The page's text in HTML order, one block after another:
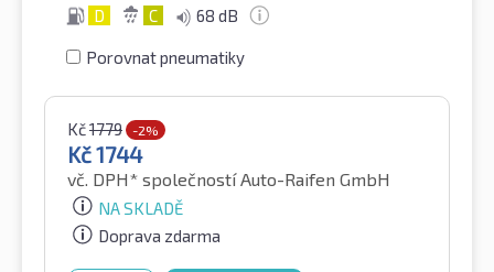
D C 68 dB
Porovnat pneumatiky
Kč1779 -2%
Kč1744
vč. DPH* společností Auto-Raifen GmbH
NA SKLADĚ
Doprava zdarma